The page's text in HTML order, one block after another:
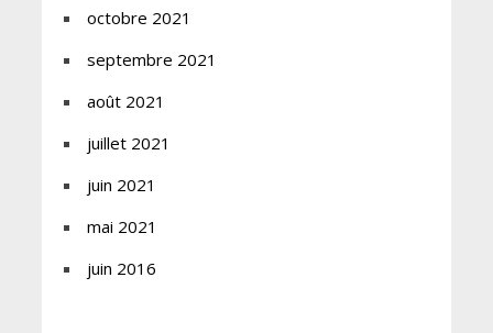
octobre 2021
septembre 2021
août 2021
juillet 2021
juin 2021
mai 2021
juin 2016